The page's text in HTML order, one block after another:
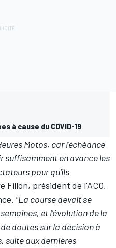
à cause du COVID-19
Motos, car l'échéance
en avance les
pour qu'ils
Fillon, président de l'ACO,
"La course devait se
et l'évolution de la
doutes sur la décision à
suite aux dernières